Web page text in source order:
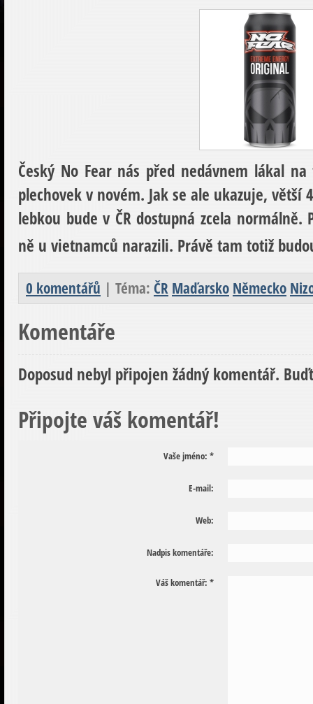
Český No Fear nás před nedávnem lákal
plechovek v novém. Jak se ale ukazuje,
lebkou bude v ČR dostupná zcela
ně u vietnamců narazili. Právě tam totiž
0 komentářů | Téma: ČR Maďarsko Německo
Komentáře
Doposud nebyl připojen žádný komentář.
Připojte váš komentář!
Vaše jméno: *
E-mail:
Web:
Nadpis komentáře:
Váš komentář: *